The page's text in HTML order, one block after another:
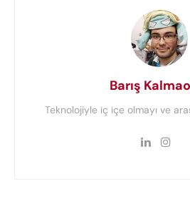
Barış
Teknolojiyle iç içe olmayı ve